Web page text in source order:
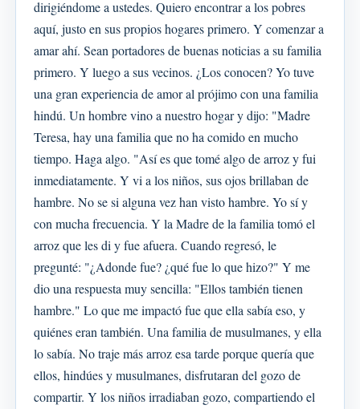
dirigiéndome a ustedes. Quiero encontrar a los pobres
aquí, justo en sus propios hogares primero. Y comenzar a
amar ahí. Sean portadores de buenas noticias a su familia
primero. Y luego a sus vecinos. ¿Los conocen? Yo tuve
una gran experiencia de amor al prójimo con una familia
hindú. Un hombre vino a nuestro hogar y dijo: "Madre
Teresa, hay una familia que no ha comido en mucho
tiempo. Haga algo. "Así es que tomé algo de arroz y fui
inmediatamente. Y vi a los niños, sus ojos brillaban de
hambre. No se si alguna vez han visto hambre. Yo sí y
con mucha frecuencia. Y la Madre de la familia tomó el
arroz que les di y fue afuera. Cuando regresó, le
pregunté: "¿Adonde fue? ¿qué fue lo que hizo?" Y me
dio una respuesta muy sencilla: "Ellos también tienen
hambre." Lo que me impactó fue que ella sabía eso, y
quiénes eran también. Una familia de musulmanes, y ella
lo sabía. No traje más arroz esa tarde porque quería que
ellos, hindúes y musulmanes, disfrutaran del gozo de
compartir. Y los niños irradiaban gozo, compartiendo el